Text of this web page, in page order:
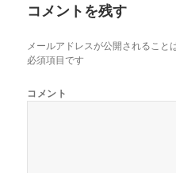
コメントを残す
メールアドレスが公開されること
必須項目です
コメント